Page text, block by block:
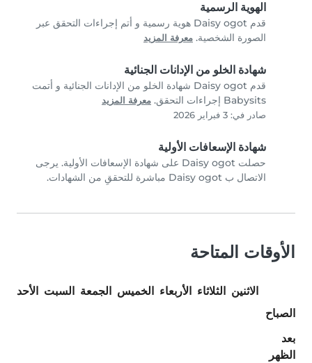
الهوية الرسمية
قدم Daisy ogot هوية رسمية و أتم إجراءات التحقق عبر
الصورة الشخصية. معرفة المزيد
شهادة الخلو من الإدانات الجنائية
قدم Daisy ogot شهادة الخلو من الإدانات الجنائية و أتمت
Babysits إجراءات التحقق.
معرفة المزيد
صادر في: 3 فبراير 2026
شهادة الإسعافات الأولية
حصلت Daisy ogot على شهادة الإسعافات الأولية. يرجى
الاتصال ب Daisy ogot مباشرة للتحققِ من الشهادات.
الأوقات المتاحة
الاثنين الثلاثاء الأربعاء الخميس الجمعة السبت
الأحد
الصباح
بعد
الظهر